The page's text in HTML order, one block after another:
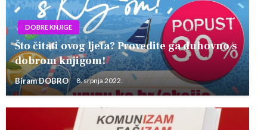
DOBRE KNJIGE
Što čitati ovog ljeta? Provedite ga duhovno s
dobrom knjigom!
Biram DOBRO 8. srpnja 2022.